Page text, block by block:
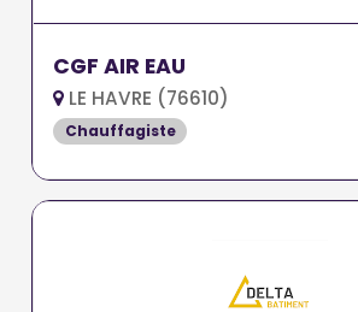
CGF AIR EAU
LE HAVRE (76610)
Chauffagiste